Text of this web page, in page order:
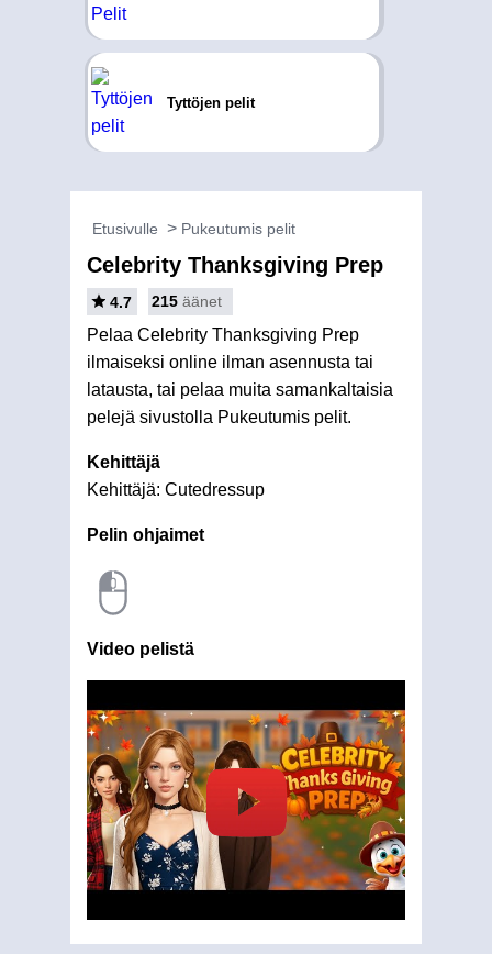
Tyttöjen pelit
Etusivulle Pukeutumis pelit
Celebrity Thanksgiving Prep
4.7 215 äänet
Pelaa Celebrity Thanksgiving Prep
ilmaiseksi online ilman asennusta tai
latausta, tai pelaa muita samankaltaisia
pelejä sivustolla Pukeutumis pelit.
Kehittäjä
Kehittäjä: Cutedressup
Pelin ohjaimet
Video pelistä